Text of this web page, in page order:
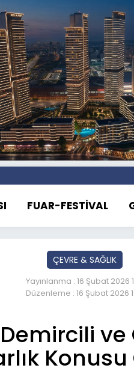
FUAR-FESTİVAL
ÇEVRE & SAĞLIK
Yayınlanma : 16 Şubat 2026
Düzenleme : 16 Şubat 2026
ve